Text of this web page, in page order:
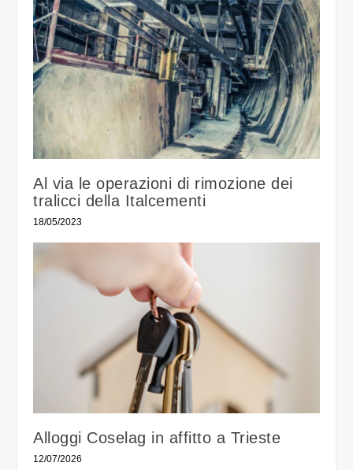
Al via le operazioni di rimozione dei
tralicci della Italcementi
18/05/2023
Alloggi Coselag in affitto a Trieste
12/07/2026